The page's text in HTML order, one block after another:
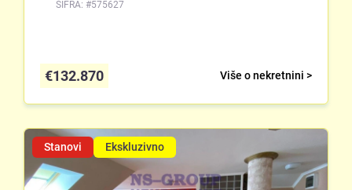
ŠIFRA: #575627
Više o nekretnini >
€132.870
Stanovi Ekskluzivno